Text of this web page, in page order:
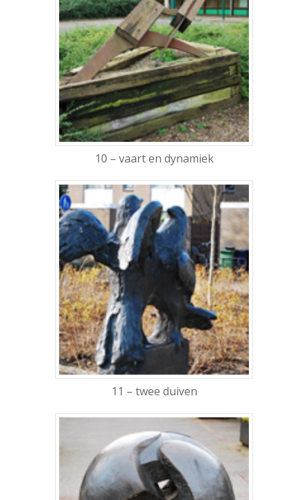
10 – vaart en dynamiek
11 – twee duiven